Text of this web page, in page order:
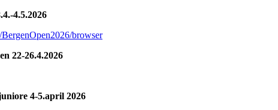
4.5.2026
browser
22-26.4.2026
4-5.april 2026